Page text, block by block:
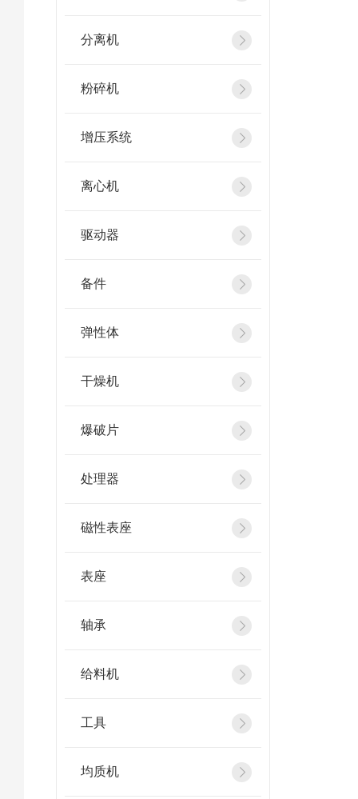
分离机
粉碎机
增压系统
离心机
驱动器
备件
弹性体
干燥机
爆破片
处理器
磁性表座
表座
轴承
给料机
工具
均质机